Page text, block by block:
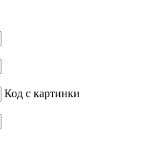
Код с картинки